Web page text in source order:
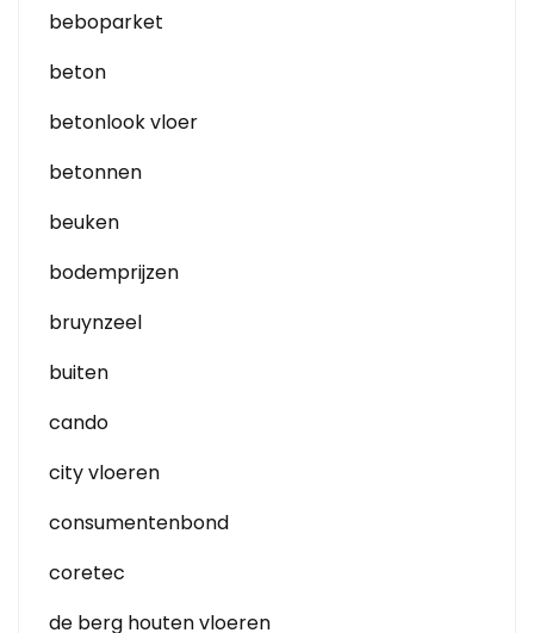
beboparket
beton
betonlook vloer
betonnen
beuken
bodemprijzen
bruynzeel
buiten
cando
city vloeren
consumentenbond
coretec
de berg houten vloeren